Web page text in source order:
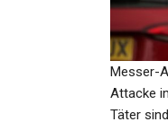
Messer-
Attacke
Täter